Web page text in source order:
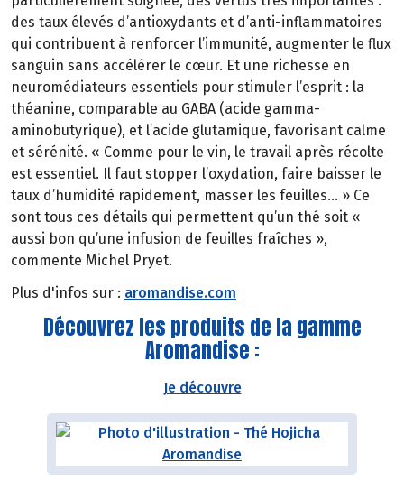
des taux élevés d’antioxydants et d’anti-inflammatoires
qui contribuent à renforcer l’immunité, augmenter le flux
sanguin sans accélérer le cœur. Et une richesse en
neuromédiateurs essentiels pour stimuler l’esprit : la
théanine, comparable au GABA (acide gamma-
aminobutyrique), et l’acide glutamique, favorisant calme
et sérénité. « Comme pour le vin, le travail après récolte
est essentiel. Il faut stopper l’oxydation, faire baisser le
taux d’humidité rapidement, masser les feuilles… » Ce
sont tous ces détails qui permettent qu’un thé soit «
aussi bon qu’une infusion de feuilles fraîches »,
commente Michel Pryet.
Plus d'infos sur : aromandise.com
Découvrez les produits de la gamme
Aromandise :
Je découvre